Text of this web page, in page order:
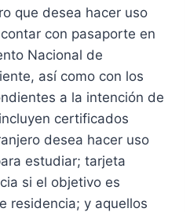
que desea hacer uso
con pasaporte en
Nacional de
así como con los
a la intención de
certificados
desea hacer uso
estudiar; tarjeta
si el objetivo es
residencia; y aquellos